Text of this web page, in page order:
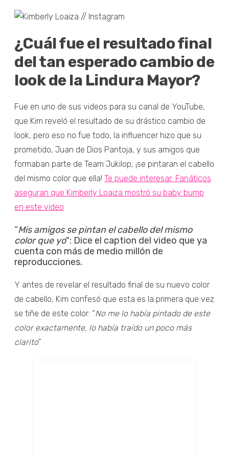
¿Cuál fue el resultado final
del tan esperado cambio de
look de la Lindura Mayor?
Fue en uno de sus videos para su canal de YouTube,
que Kim reveló el resultado de su drástico cambio de
look, pero eso no fue todo, la influencer hizo que su
prometido, Juan de Dios Pantoja, y sus amigos que
formaban parte de Team Jukilop, ¡se pintaran el cabello
del mismo color que ella! Te puede interesar: Fanáticos
aseguran que Kimberly Loaiza mostró su baby bump
en este video
“Mis amigos se pintan el cabello del mismo
color que yo": Dice el caption del video que ya
cuenta con más de medio millón de
reproducciones.
Y antes de revelar el resultado final de su nuevo color
de cabello, Kim confesó que esta es la primera que vez
se tiñe de este color: “No me lo había pintado de este
color exactamente, lo había traído un poco más
clarito”